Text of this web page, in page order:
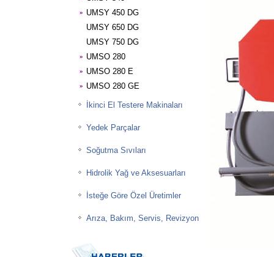
»
UMSY 450 DG
UMSY 650 DG
UMSY 750 DG
» UMSO 280
» UMSO 280 E
» UMSO 280 GE
İkinci El Testere Makinaları
Yedek Parçalar
Soğutma Sıvıları
Hidrolik Yağ ve Aksesuarları
İsteğe Göre Özel Üretimler
Arıza, Bakım, Servis, Revizyon